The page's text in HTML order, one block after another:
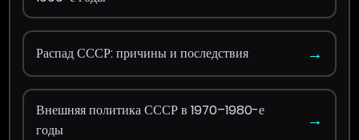
Распад СССР: причины и последствия →
Внешняя политика СССР в 1970–1980-е
годы
→